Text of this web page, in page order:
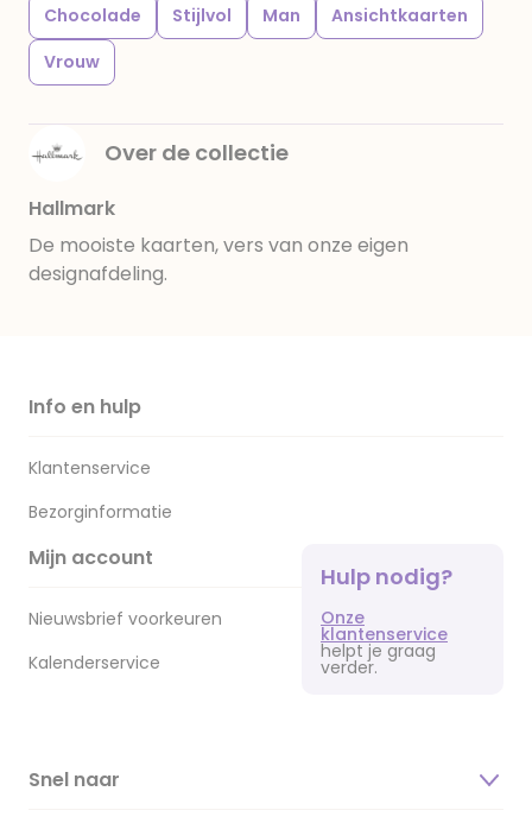
bevatten. Koel en droog bewaren.
Chocolade Stijlvol Man
Ansichtkaarten
Vrouw
Over de collectie
Hallmark
De mooiste kaarten, vers van onze eigen
designafdeling.
Info en hulp
Klantenservice
Bezorginformatie
Mijn account
Nieuwsbrief voorkeuren
Kalenderservice
Hulp nodig?
Onze
klantenservice
helpt je graag
verder.
Snel naar